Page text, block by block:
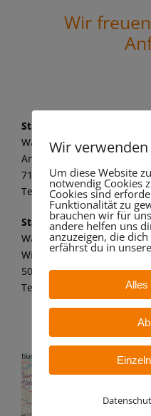
Wir
Standort Marbach
Wandaa GmbH
Am alten Kraftwerk 1
71672 Marbach a. N.
Tel.: 07144 8062 149
Standort Bergheim
Wandaa GmbH
Willy-Messerschmitt-Str. 6
50126 Bergheim –
Tel.: 02271 7 59 21 11
Wir
Um diese Website
notwendig Cookies
Cookies sind
Funktionalität zu
brauchen wir für
andere helfen uns
anzuzeigen, die
erfährst du in
Alles